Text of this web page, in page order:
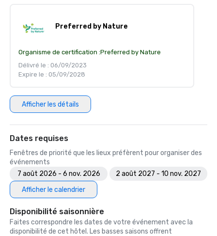
Preferred by Nature
Organisme de certification :Preferred by Nature
Délivré le : 06/09/2023
Expire le : 05/09/2028
Afficher les détails
Dates requises
Fenêtres de priorité que les lieux préfèrent pour organiser des
événements
7 août 2026 - 6 nov. 2026
2 août 2027 - 10 nov. 2027
Afficher le calendrier
Disponibilité saisonnière
Faites correspondre les dates de votre événement avec la
disponibilité de cet hôtel. Les basses saisons offrent